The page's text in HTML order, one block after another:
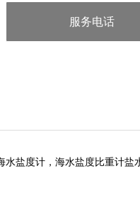
服务电话
水盐度计，海水盐度比重计